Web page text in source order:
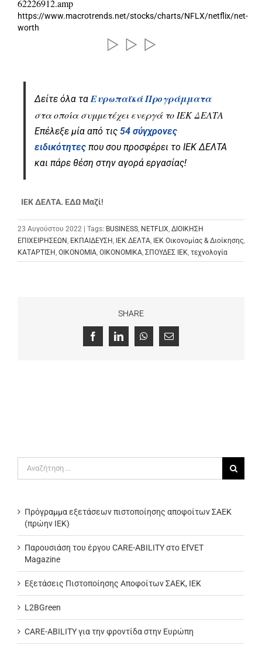
62226912.amp
https://www.macrotrends.net/stocks/charts/NFLX/netflix/net-
worth
Δείτε όλα τα Ευρωπαϊκά Προγράμματα
στα οποία συμμετέχει ενεργά το ΙΕΚ ΔΕΛΤΑ
Επέλεξε μία από τις 54 σύγχρονες
ειδικότητες που σου προσφέρει το ΙΕΚ ΔΕΛΤΑ
και πάρε θέση στην αγορά εργασίας!
ΙΕΚ ΔΕΛΤΑ. ΕΔΩ Μαζί!
23 Αυγούστου 2022 | Tags: BUSINESS NETFLIX ΔΙΟΙΚΗΣΗ
ΕΠΙΧΕΙΡΗΣΕΩΝ ΕΚΠΑΙΔΕΥΣΗ ΙΕΚ ΔΕΛΤΑ ΙΕΚ Οικονομίας & Διοίκησης
ΚΑΤΑΡΤΙΣΗ ΟΙΚΟΝΟΜΙΑ ΟΙΚΟΝΟΜΙΚΑ ΣΠΟΥΔΕΣ ΙΕΚ τεχνολογία
SHARE
FacebookLinkedInWhatsApp
Email
Πρόγραμμα εξετάσεων πιστοποίησης αποφοίτων ΣΑΕΚ
(πρώην ΙΕΚ)
Παρουσιάση του έργου CARE-ABILITY στο EfVET
Magazine
Εξετάσεις Πιστοποίησης Αποφοίτων ΣΑΕΚ, ΙΕΚ
L2BGreen
CARE-ABILITY για την φροντίδα στην Ευρώπη